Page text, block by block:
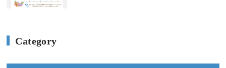
Category